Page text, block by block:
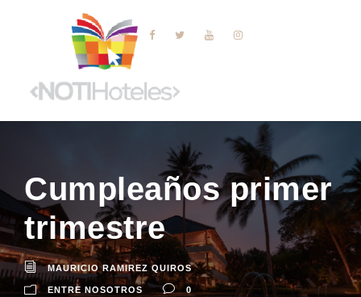
Cumpleaños primer
trimestre
MAURICIO RAMIREZ QUIROS
ENTRE NOSOTROS 0